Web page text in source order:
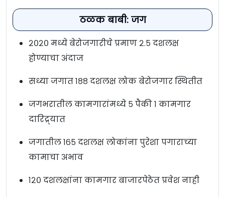
ठळक बाबी: जग
२०२० मध्ये बेरोजगारीचे प्रमाण २.५ दशलक्ष
होण्याचा अंदाज
सध्या जगात १८८ दशलक्ष लोक बेरोजगार स्थितीत
जगभरातील कामगारांमध्ये ५ पैकी १ कामगार
दारिद्र्यात
जगातील १६५ दशलक्ष लोकांना पुरेशा पगाराच्या
कामाचा अभाव
१२० दशलक्षांना कामगार बाजारपेठेत प्रवेश नाही